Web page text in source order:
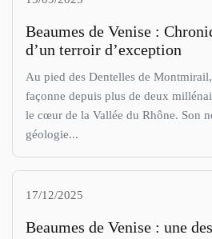
Beaumes de Venise :
d’un terroir d’exception
Au pied des Dentelles de
façonne depuis plus de deux
le cœur de la Vallée du Rhône. Son
géologie...
17/12/2025
Beaumes de Venise : une